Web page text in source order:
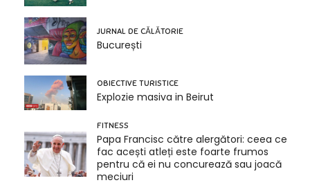
JURNAL DE CĂLĂTORIE
București
OBIECTIVE TURISTICE
Explozie masiva in Beirut
FITNESS
Papa Francisc către alergători: ceea ce
fac acești atleți este foarte frumos
pentru că ei nu concurează sau joacă
meciuri